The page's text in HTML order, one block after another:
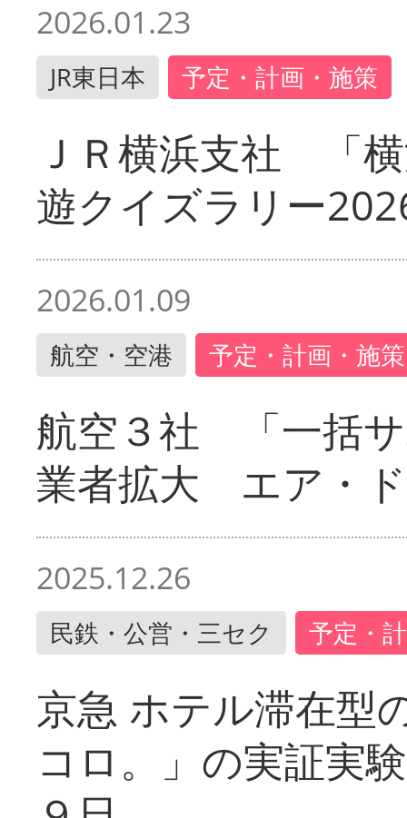
2026.01.23
JR東日本 予定・計画・施策
ＪＲ横浜支社 「
遊クイズラリー
2026.01.09
航空・空港 予定・計画・施策
航空３社 「一括
業者拡大 エア・
2025.12.26
民鉄・公営・三セク 予定・
京急 ホテル滞在型
コロ。」の実証実